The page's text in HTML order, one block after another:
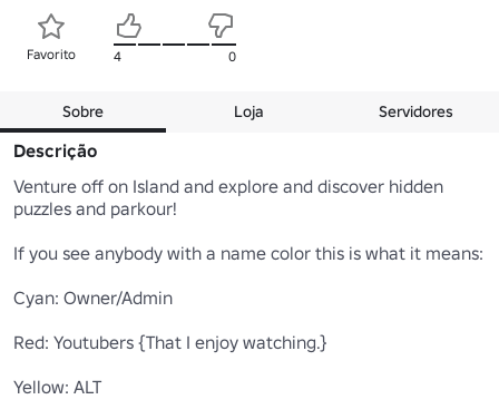
Favorito 4 0
Sobre Loja Servidores
Descrição
Venture off on Island and explore and discover hidden
puzzles and parkour!
If you see anybody with a name color this is what it means:
Cyan: Owner/Admin
Red: Youtubers {That I enjoy watching.}
Yellow: ALT